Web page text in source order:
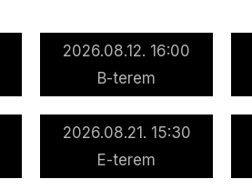
2026.08.12. 16:00
B-terem
2026.08.21. 15:30
E-terem